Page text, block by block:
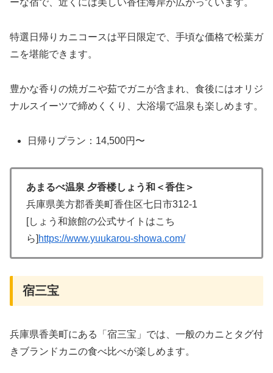
ーな宿で、近くには美しい香住海岸が広がっています。
特選日帰りカニコースは平日限定で、手頃な価格で松葉ガ
ニを堪能できます。
豊かな香りの焼ガニや茹でガニが含まれ、食後にはオリジ
ナルスイーツで締めくくり、大浴場で温泉も楽しめます。
日帰りプラン：14,500円〜
あまるべ温泉 夕香楼しょう和＜香住＞
兵庫県美方郡香美町香住区七日市312-1
[しょう和旅館の公式サイトはこち
ら] https://www.yuukarou-showa.com/
宿三宝
兵庫県香美町にある「宿三宝」では、一般のカニとタグ付
きブランドカニの食べ比べが楽しめます。